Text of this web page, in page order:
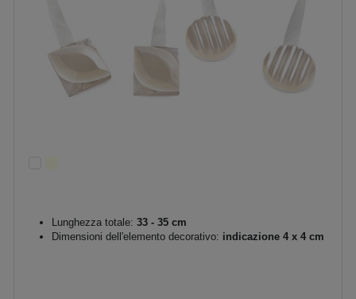
Lunghezza totale: 33 - 35 cm
Dimensioni dell'elemento decorativo: indicazione 4 x 4 cm